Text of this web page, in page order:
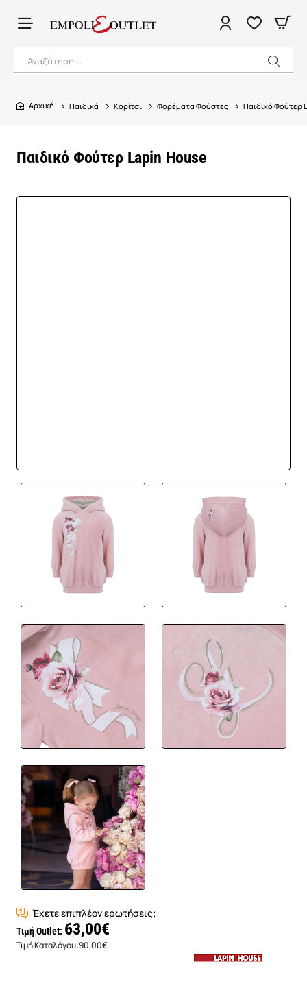
Αναζήτηση...
Παιδικό Φούτερ Lapin House
home
Παιδικά Κορίτσι Φορέματα Φούστες Παιδικό Φούτερ
Έχετε επιπλέον ερωτήσεις;
Τιμή Outlet: 63,00€
Τιμή Καταλόγου:90,00€